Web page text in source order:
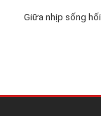
Giữa nhịp sống